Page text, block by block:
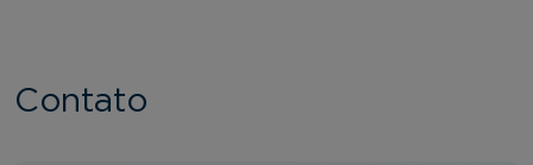
Contato